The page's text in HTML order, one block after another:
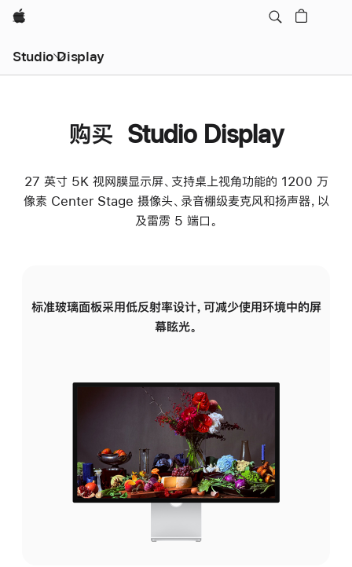
Apple
Studio Display
购买 Studio Display
27 英寸 5K 视网膜显示屏、支持桌上视角功能的 1200 万
像素 Center Stage 摄像头、录音棚级麦克风和扬声器，以
及雷雳 5 端口。
标准玻璃面板采用低反射率设计，可减少使用环境中的屏
幕眩光。